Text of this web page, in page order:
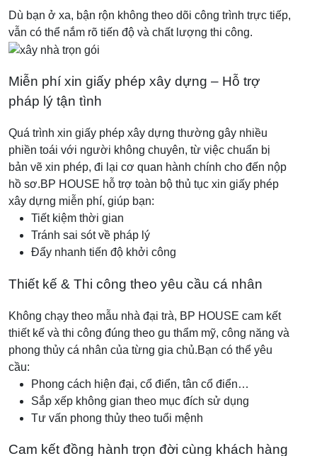
Dù bạn ở xa, bận rộn không theo dõi công trình trực tiếp,
vẫn có thể nắm rõ tiến độ và chất lượng thi công.
Miễn phí xin giấy phép xây dựng – Hỗ trợ
pháp lý tận tình
Quá trình xin giấy phép xây dựng thường gây nhiều
phiền toái với người không chuyên, từ việc chuẩn bị
bản vẽ xin phép, đi lại cơ quan hành chính cho đến nộp
hồ sơ.BP HOUSE hỗ trợ toàn bộ thủ tục xin giấy phép
xây dựng miễn phí, giúp bạn:
Tiết kiệm thời gian
Tránh sai sót về pháp lý
Đẩy nhanh tiến độ khởi công
Thiết kế & Thi công theo yêu cầu cá nhân
Không chạy theo mẫu nhà đại trà, BP HOUSE cam kết
thiết kế và thi công đúng theo gu thẩm mỹ, công năng và
phong thủy cá nhân của từng gia chủ.Bạn có thể yêu
cầu:
Phong cách hiện đại, cổ điển, tân cổ điển…
Sắp xếp không gian theo mục đích sử dụng
Tư vấn phong thủy theo tuổi mệnh
Cam kết đồng hành trọn đời cùng khách hàng